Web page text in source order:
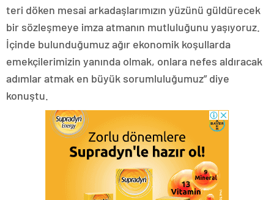
teri döken mesai arkadaşlarımızın yüzünü güldürecek
bir sözleşmeye imza atmanın mutluluğunu yaşıyoruz.
İçinde bulunduğumuz ağır ekonomik koşullarda
emekçilerimizin yanında olmak, onlara nefes aldıracak
adımlar atmak en büyük sorumluluğumuz” diye
konuştu.